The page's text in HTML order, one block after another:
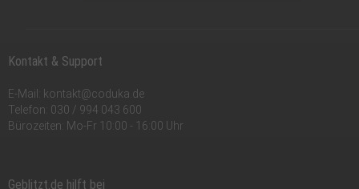
Kontakt & Support
E-Mail:
kontakt@coduka.de
Telefon: 030 / 994 043 600
Bürozeiten: Mo-Fr 10:00 - 16:00 Uhr
Geblitzt.de hilft bei